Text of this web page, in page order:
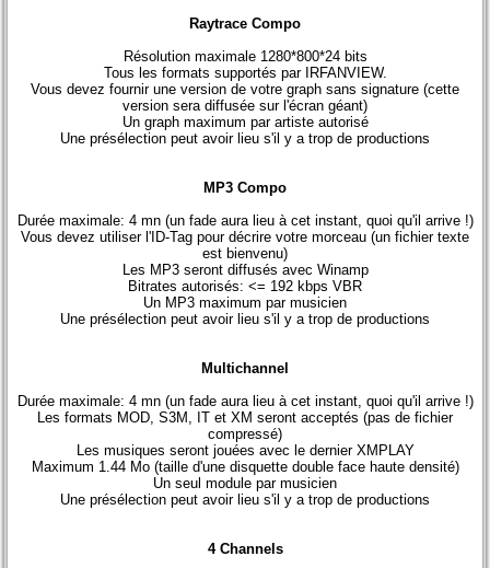
Raytrace Compo
Résolution maximale 1280*800*24 bits
Tous les formats supportés par IRFANVIEW.
Vous devez fournir une version de votre graph sans signature (cette
version sera diffusée sur l'écran géant)
Un graph maximum par artiste autorisé
Une présélection peut avoir lieu s'il y a trop de productions
MP3 Compo
Durée maximale: 4 mn (un fade aura lieu à cet instant, quoi qu'il arrive !)
Vous devez utiliser l'ID-Tag pour décrire votre morceau (un fichier texte
est bienvenu)
Les MP3 seront diffusés avec Winamp
Bitrates autorisés: <= 192 kbps VBR
Un MP3 maximum par musicien
Une présélection peut avoir lieu s'il y a trop de productions
Multichannel
Durée maximale: 4 mn (un fade aura lieu à cet instant, quoi qu'il arrive !)
Les formats MOD, S3M, IT et XM seront acceptés (pas de fichier
compressé)
Les musiques seront jouées avec le dernier XMPLAY
Maximum 1.44 Mo (taille d'une disquette double face haute densité)
Un seul module par musicien
Une présélection peut avoir lieu s'il y a trop de productions
4 Channels